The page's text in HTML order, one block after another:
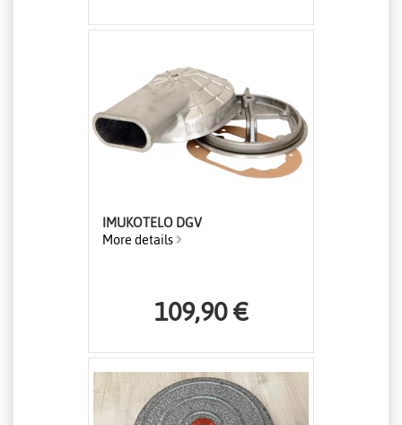
IMUKOTELO DGV
More details
109,90 €